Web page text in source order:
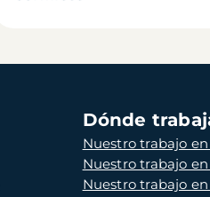
Dónde
Nuestro trabajo
Nuestro trabajo
Nuestro trabajo en